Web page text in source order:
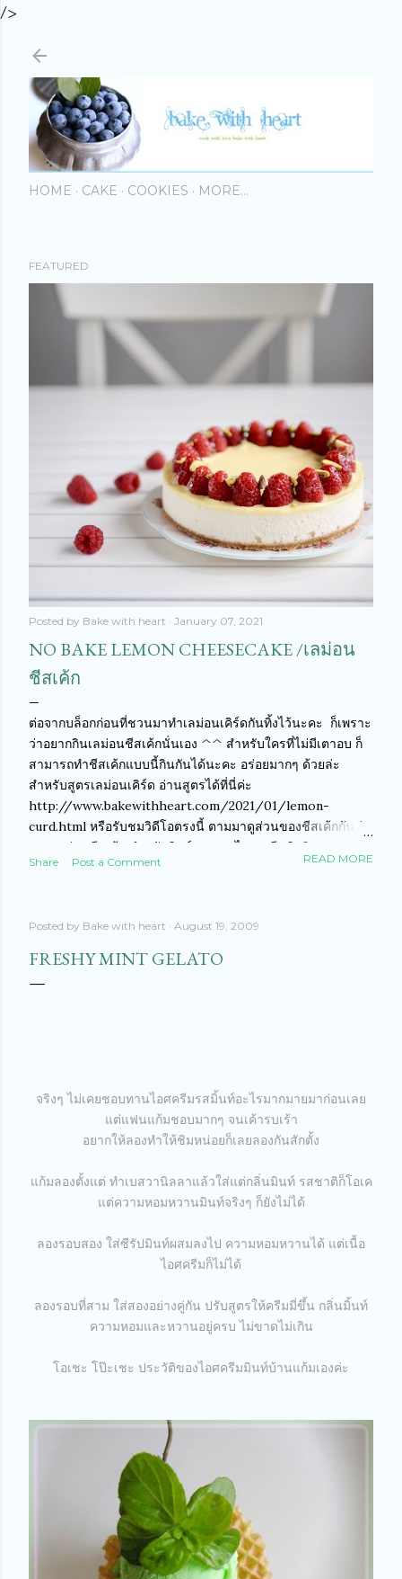
/>
HOME CAKE COOKIES MORE…
FEATURED
Posted by Bake with heart January 07, 2021
NO BAKE LEMON CHEESECAKE /เลม่อน
ชีสเค้ก
ต่อจากบล็อกก่อนที่ชวนมาทำเลม่อนเคิร์ดกันทิ้งไว้นะคะ ก็เพราะ
ว่าอยากกินเลม่อนชีสเค้กนั่นเอง ^^ สำหรับใครที่ไม่มีเตาอบ ก็
สามารถทำชีสเค้กแบบนี้กินกันได้นะคะ อร่อยมากๆ ด้วยล่ะ
สำหรับสูตรเลม่อนเคิร์ด อ่านสูตรได้ที่นี่ค่ะ
http://www.bakewithheart.com/2021/01/lemon-
curd.html หรือรับชมวิดีโอตรงนี้ ตามมาดูส่วนของชีสเค้กกันค่ะ
สูตรเลม่อนชีสเค้ก สำหรับพิมพ์ 18 ซม. ไดเจสทีฟบิสกิต 100 กรัม
เนยจืดละลาย 50 กรัม ครีมชีสฟิลาเดเฟีย 250 กรัม (เย็น) เจลา
ว่าอยากให้เปรี้ยวแค่ไหน ปรับได้ตามชอบค่ะ) เริ่มจากบดไดเจส
ทีฟบิสกิต เราจะนำบิสกิตใส่ถุงพลาสติกแล้วทุบๆ ให้บิสกิตให้แตก
Share Post a Comment READ MORE
Posted by Bake with heart August 19, 2009
FRESHY MINT GELATO
จริงๆ ไม่เคยชอบทานไอศครีมรสมิ้นท์อะไรมากมายมาก่อนเลย
แต่แฟนแก้มชอบมากๆ จนเค้ารบเร้า
อยากให้ลองทำให้ชิมหน่อยก็เลยลองกันสักตั้ง
แก้มลองตั้งแต่ ทำเบสวานิลลาแล้วใส่แต่กลิ่นมินท์ รสชาติก็โอเค
แต่ความหอมหวานมินท์จริงๆ ก็ยังไม่ได้
ลองรอบสอง ใส่ซีรัปมินท์ผสมลงไป ความหอมหวานได้ แต่เนื้อ
ไอศครีมก็ไม่ได้
ลองรอบที่สาม ใส่สองอย่างคู่กัน ปรับสูตรให้ครีมมี่ขึ้น กลิ่นมิ้นท์
ความหอมและหวานอยู่ครบ ไม่ขาดไม่เกิน
โอเชะ โป๊ะเชะ ประวัติของไอศครีมมินท์บ้านแก้มเองค่ะ